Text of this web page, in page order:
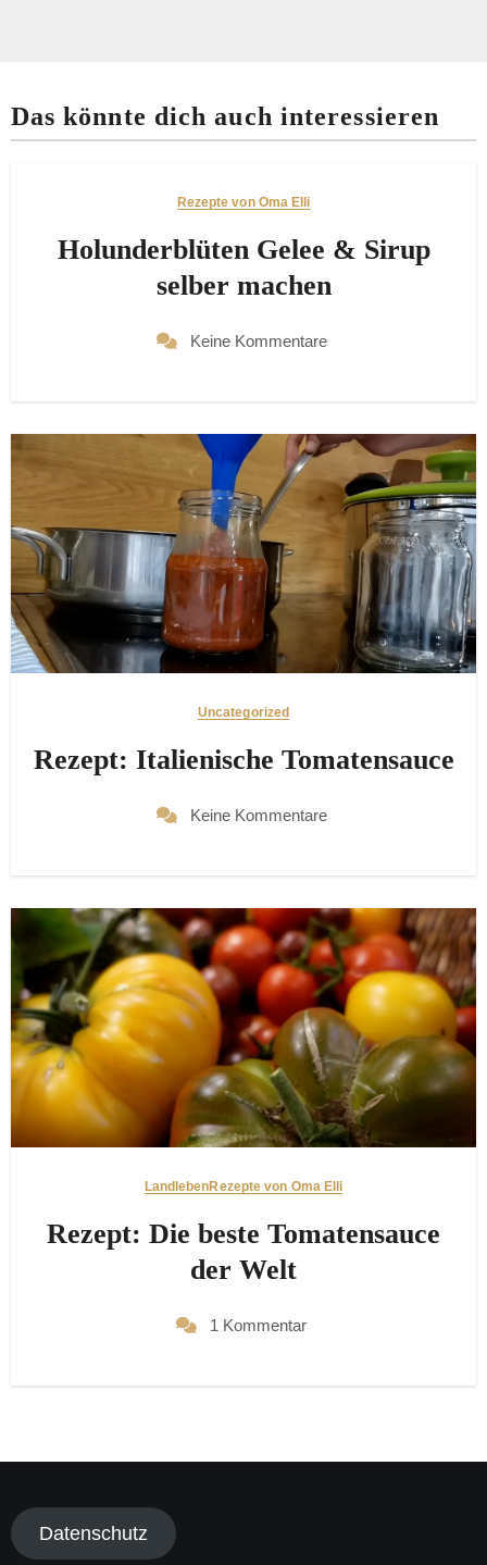
Das könnte dich auch interessieren
Rezepte von Oma Elli
Holunderblüten Gelee & Sirup
selber machen
Keine Kommentare
Uncategorized
Rezept: Italienische Tomatensauce
Keine Kommentare
LandlebenRezepte von Oma Elli
Rezept: Die beste Tomatensauce
der Welt
1 Kommentar
Datenschutz